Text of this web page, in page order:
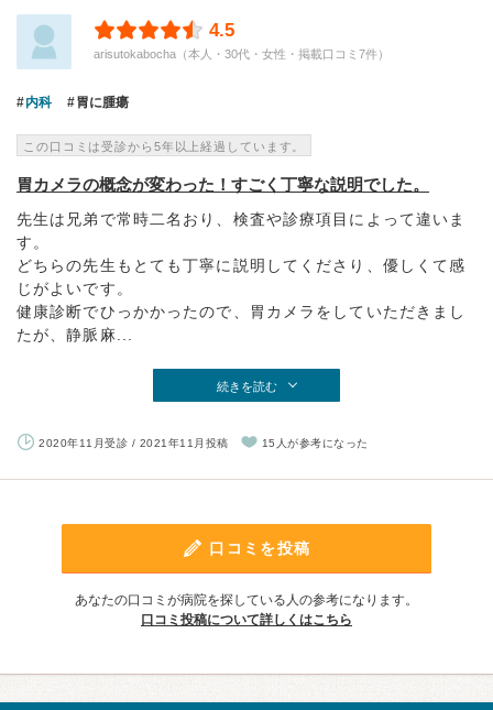
4.5
arisutokabocha（本人・30代・女性・掲載口コミ7件）
内科 胃に腫瘍
この口コミは受診から5年以上経過しています。
胃カメラの概念が変わった！すごく丁寧な説明でした。
先生は兄弟で常時二名おり、検査や診療項目によって違いま
す。
どちらの先生もとても丁寧に説明してくださり、優しくて感
じがよいです。
健康診断でひっかかったので、胃カメラをしていただきまし
たが、静脈麻...
続きを読む
2020年11月受診 / 2021年11月投稿 15人が参考になった
口コミを投稿
あなたの口コミが病院を探している人の参考になります。
口コミ投稿について詳しくはこちら